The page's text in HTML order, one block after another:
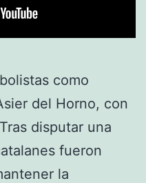
como
del Horno, con
disputar una
fueron
la